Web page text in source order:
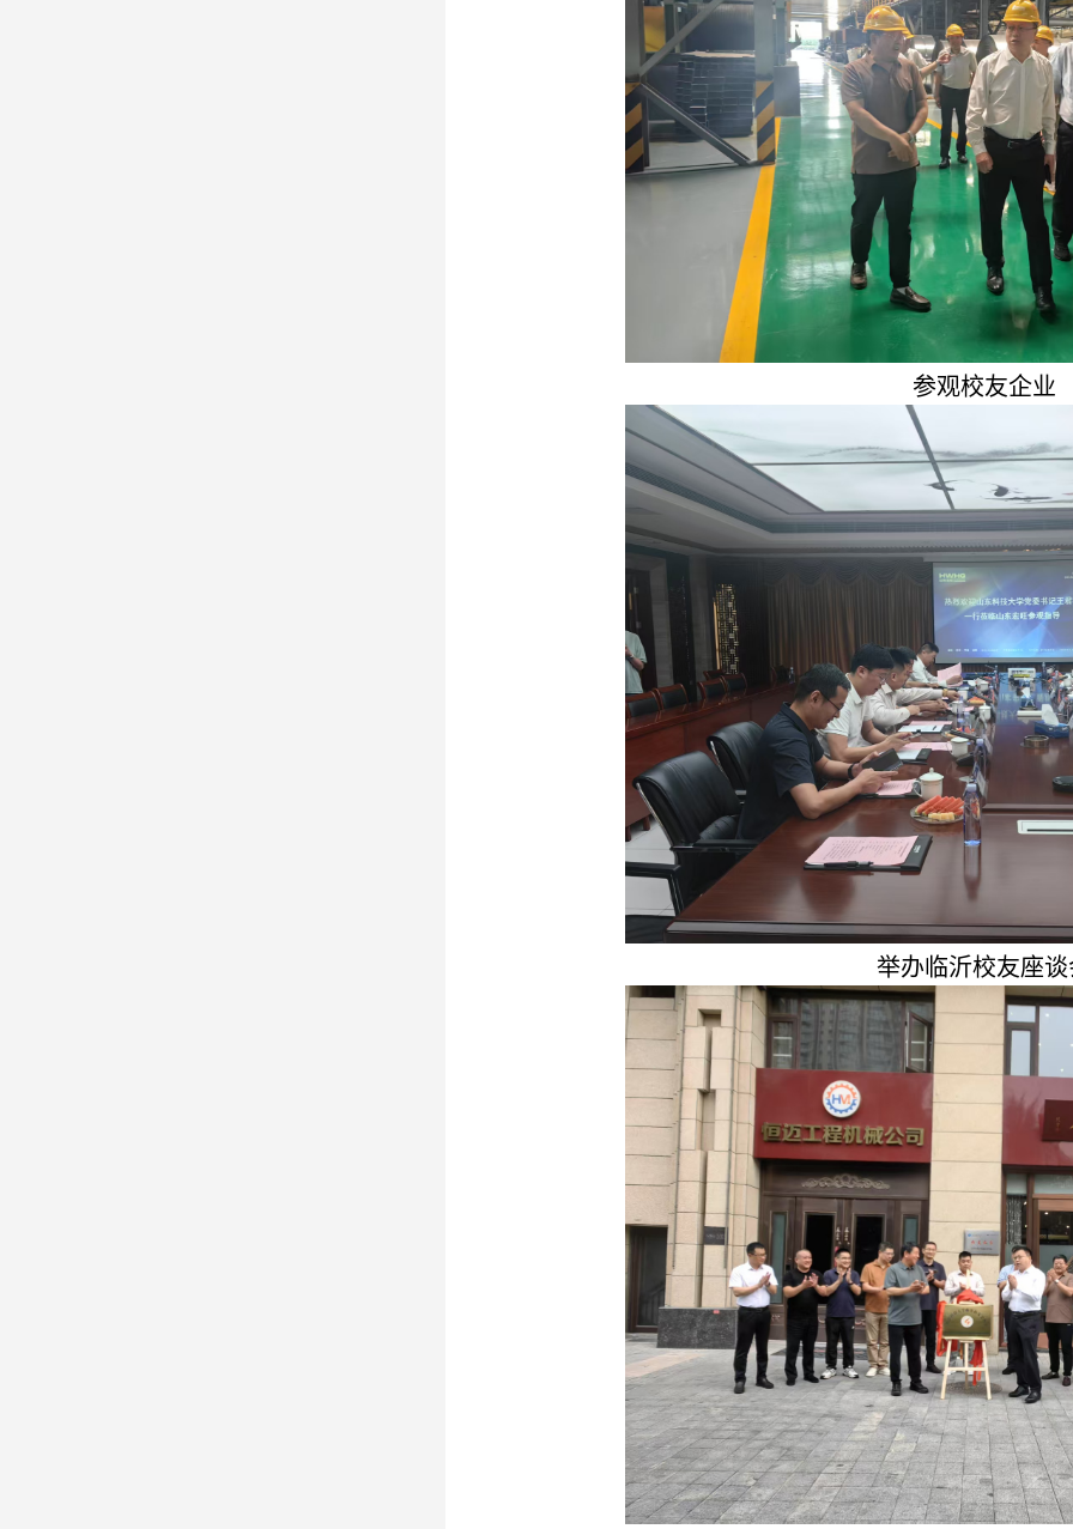
参观校友企业
举办临沂校友座谈